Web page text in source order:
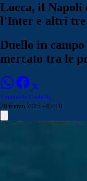
Lucca, il Napoli
l'Inter e altri tre
Duello in campo
mercato tra le
Emanuela Castelli
20 marzo 2025 - 07:10